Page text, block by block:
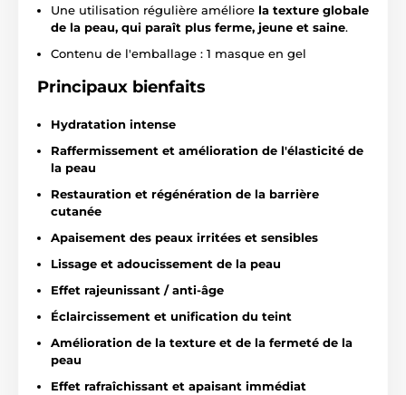
Une utilisation régulière améliore la texture globale
de la peau, qui paraît plus ferme, jeune et saine.
Contenu de l'emballage : 1 masque en gel
Principaux bienfaits
Hydratation intense
Raffermissement et amélioration de l'élasticité de
la peau
Restauration et régénération de la barrière
cutanée
Apaisement des peaux irritées et sensibles
Lissage et adoucissement de la peau
Effet rajeunissant / anti-âge
Éclaircissement et unification du teint
Amélioration de la texture et de la fermeté de la
peau
Effet rafraîchissant et apaisant immédiat